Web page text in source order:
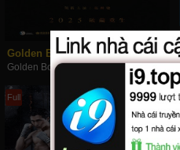
Golden Boy
Golden Boy (2025)
Full